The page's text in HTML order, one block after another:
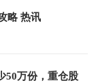
略 热讯
50万份，重仓股